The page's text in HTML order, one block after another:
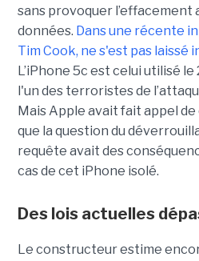
sans provoquer l’effacement
données. Dans une récente
Tim Cook, ne s'est pas laissé
L’iPhone 5c est celui utilisé
l'un des terroristes de
Mais Apple avait fait appel
que la question du
requête avait des
cas de cet iPhone isolé.
Des lois actuelles
Le constructeur estime